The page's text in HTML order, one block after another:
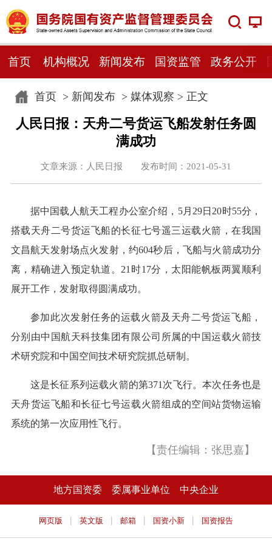
首页 机构概况 新闻发布 国资监管 政务公开
首页> 新闻发布> 媒体观察 > 正文
人民日报：天舟二号货运飞船发射任务圆
满成功
文章来源：人民日报 发布时间：2021-05-31
据中国载人航天工程办公室介绍，5月29日20时55分，
搭载天舟二号货运飞船的长征七号遥三运载火箭，在我国
文昌航天发射场点火发射，约604秒后，飞船与火箭成功分
离，精确进入预定轨道。21时17分，太阳能帆板两翼顺利
展开工作，发射取得圆满成功。
参加此次发射任务的运载火箭及天舟二号货运飞船，
分别由中国航天科技集团有限公司所属的中国运载火箭技
术研究院和中国空间技术研究院抓总研制。
这是长征系列运载火箭的第371次飞行。本次任务也是
天舟货运飞船和长征七号运载火箭组成的空间站货物运输
系统的第一次应用性飞行。
【责任编辑：张思嘉】
地方国资委 委属事业单位 中央企业
网页版 | 英文版 | 邮箱 | 国资小新 | 国资报告